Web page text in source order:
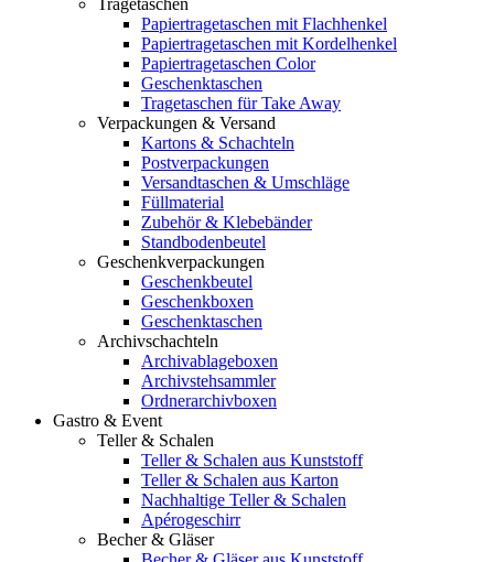
Tragetaschen
Papiertragetaschen mit Flachhenkel
Papiertragetaschen mit Kordelhenkel
Papiertragetaschen Color
Geschenktaschen
Tragetaschen für Take Away
Verpackungen & Versand
Kartons & Schachteln
Postverpackungen
Versandtaschen & Umschläge
Füllmaterial
Zubehör & Klebebänder
Standbodenbeutel
Geschenkverpackungen
Geschenkbeutel
Geschenkboxen
Geschenktaschen
Archivschachteln
Archivablageboxen
Archivstehsammler
Ordnerarchivboxen
Gastro & Event
Teller & Schalen
Teller & Schalen aus Kunststoff
Teller & Schalen aus Karton
Nachhaltige Teller & Schalen
Apérogeschirr
Becher & Gläser